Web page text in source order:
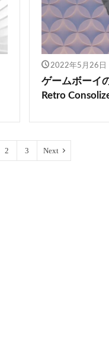
2022年5月26日
ゲームボーイ
Retro
2 3 Next